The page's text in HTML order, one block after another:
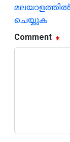
മലയാളത്തില്‍
ചെയ്യുക
Comment